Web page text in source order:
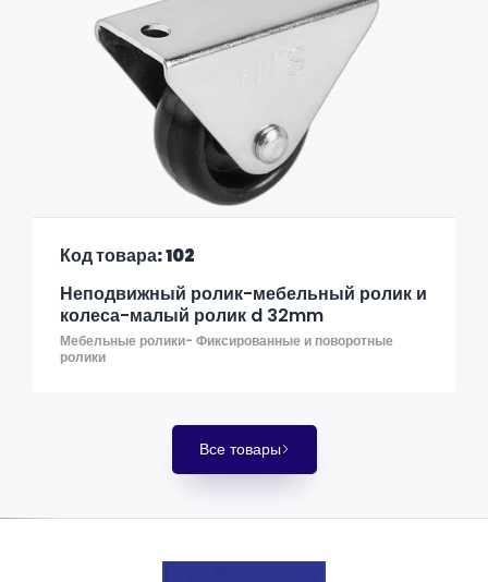
Код товара: 102
Неподвижный ролик-мебельный ролик и
колеса-малый ролик d 32mm
Мебельные ролики- Фиксированные и поворотные
ролики
Все товары